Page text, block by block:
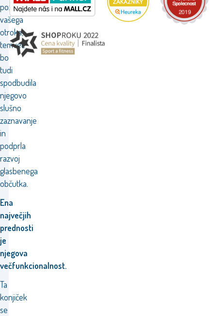
pozornosti
vašega
otroka,
temveč
bo
tudi
spodbudila
njegovo
slušno
zaznavanje
in
podprla
razvoj
glasbenega
občutka.
Ena
največjih
prednosti
je
njegova
večfunkcionalnost.
Ta
konjiček
se